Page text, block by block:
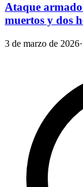
Ataque
muertos y dos
3 de marzo de 2026·